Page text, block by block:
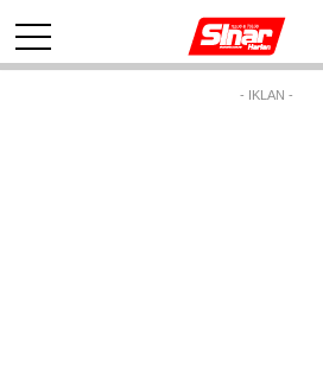
- IKLAN -